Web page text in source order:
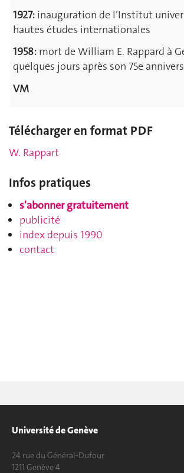
1927: inauguration de l’Institut
hautes études internationales
1958: mort de William E. Rappard à
quelques jours après son 75e
VM
Télécharger en format PDF
W. Rappart
Infos pratiques
s'abonner gratuitement
publicité
index depuis 1990
contact
Université de Genève
24 rue du Général-Dufour
1211 Genève 4